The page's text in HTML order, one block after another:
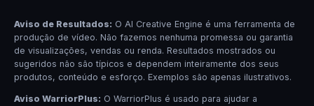
Aviso de Resultados: O AI Creative Engine é uma ferramenta de
produção de vídeo. Não fazemos nenhuma promessa ou garantia
de visualizações, vendas ou renda. Resultados mostrados ou
sugeridos não são típicos e dependem inteiramente dos seus
produtos, conteúdo e esforço. Exemplos são apenas ilustrativos.
Aviso WarriorPlus: O WarriorPlus é usado para ajudar a